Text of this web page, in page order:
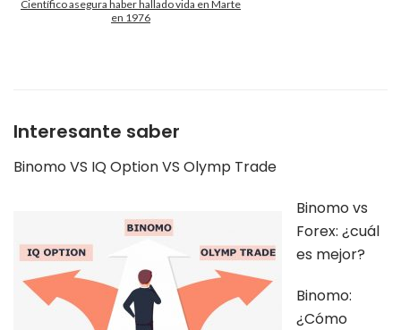
Científico asegura haber hallado vida en Marte
en 1976
Interesante saber
Binomo VS IQ Option VS Olymp Trade
Binomo vs
Forex: ¿cuál
es mejor?
Binomo:
¿Cómo